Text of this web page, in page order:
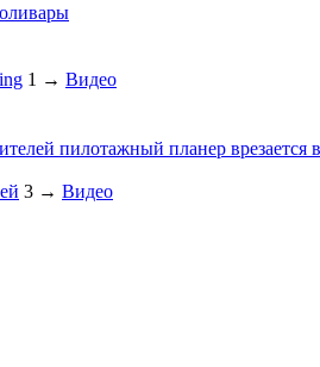
1 → Видео
пилотажный планер
3 → Видео